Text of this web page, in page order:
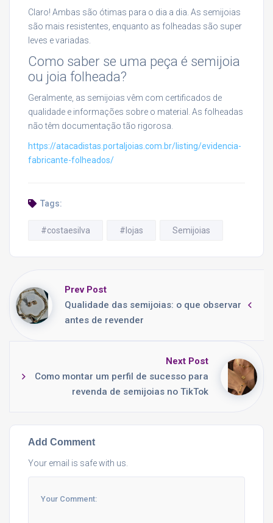
Claro! Ambas são ótimas para o dia a dia. As semijoias
são mais resistentes, enquanto as folheadas são super
leves e variadas.
Como saber se uma peça é semijoia
ou joia folheada?
Geralmente, as semijoias vêm com certificados de
qualidade e informações sobre o material. As folheadas
não têm documentação tão rigorosa.
https://atacadistas.portaljoias.com.br/listing/evidencia-
fabricante-folheados/
Tags:
#costaesilva #lojas Semijoias
Prev Post
Qualidade das semijoias: o que observar
antes de revender
Next Post
Como montar um perfil de sucesso para
revenda de semijoias no TikTok
Add Comment
Your email is safe with us.